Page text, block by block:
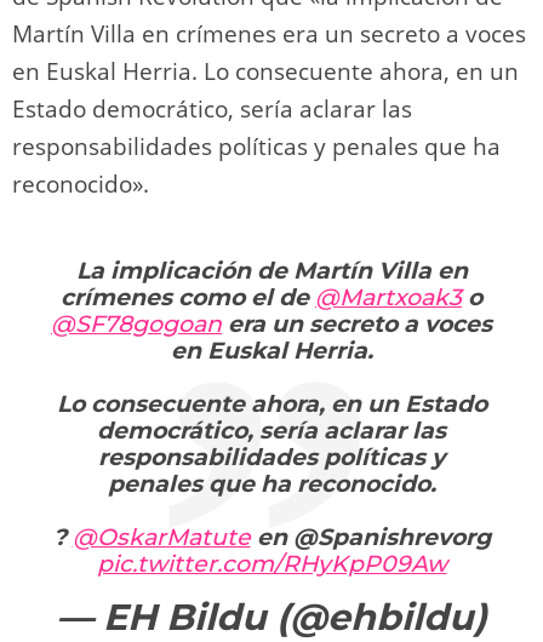
Martín Villa en crímenes era un secreto a voces
en Euskal Herria. Lo consecuente ahora, en un
Estado democrático, sería aclarar las
responsabilidades políticas y penales que ha
reconocido».
La implicación de Martín Villa en
crímenes como el de @Martxoak3o
@SF78gogoan era un secreto a voces
en Euskal Herria.
Lo consecuente ahora, en un Estado
democrático, sería aclarar las
responsabilidades políticas y
penales que ha reconocido.
?@OskarMatuteen @Spanishrevorg
pic.twitter.com/RHyKpP09Aw
— EH Bildu (@ehbildu)